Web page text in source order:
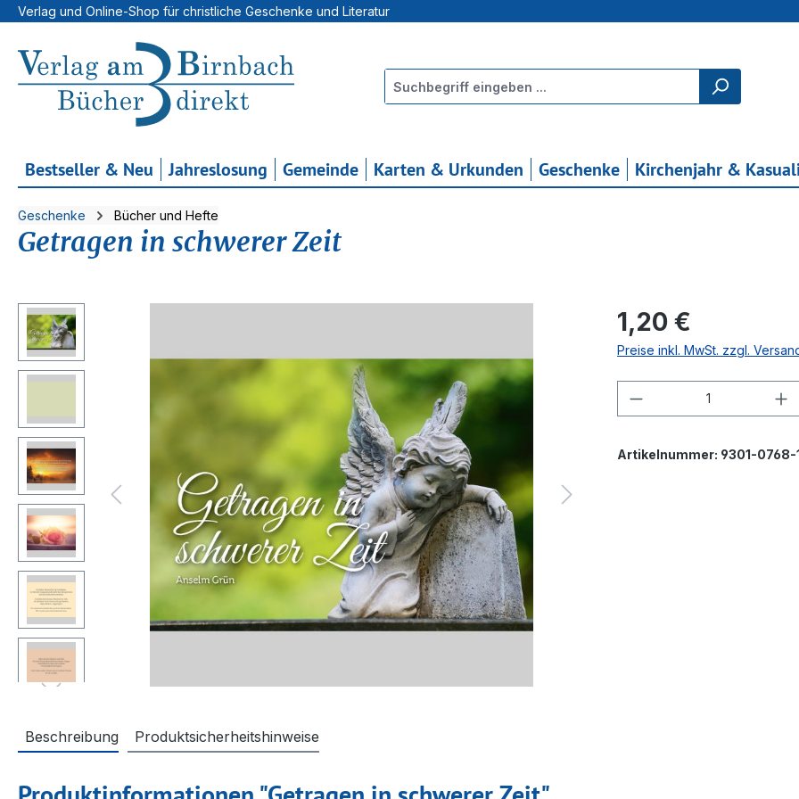
Hauptinhalt springen
Zur Suche springen
Zur Hauptnavigation springen
Verlag und Online-Shop für christliche Geschenke und Literatur
Bestseller & Neu Jahreslosung Gemeinde Karten & Urkunden Geschenke Kirchenjahr &
Geschenke Bücher und Hefte
Getragen in schwerer Zeit
Bildergalerie überspringen Regulärer Preis:
1,20 €
Preise inkl. MwSt. zzgl.
Produkt Anzahl:
Artikelnummer: 9301-0768-
Beschreibung Produktsicherheitshinweise